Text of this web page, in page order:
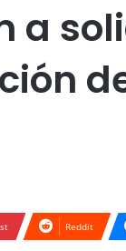
a
Reddit